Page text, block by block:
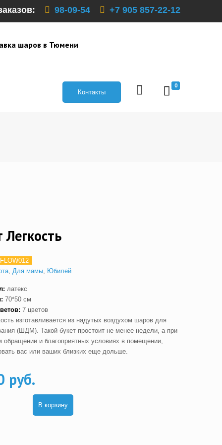
98-09-54 +7 905 857-22-12
шаров в Тюмени
0
Контакты
Легкость
FLOW012
, Для мамы, Юбилей
латекс
70*50 см
7 цветов
изготавливается из надутых воздухом шаров для
(ШДМ). Такой букет простоит не менее недели, а при
обращении и благоприятных условиях в помещении,
вас или ваших близких еще дольше.
руб.
В корзину